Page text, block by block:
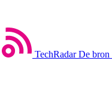
TechRadar De bron